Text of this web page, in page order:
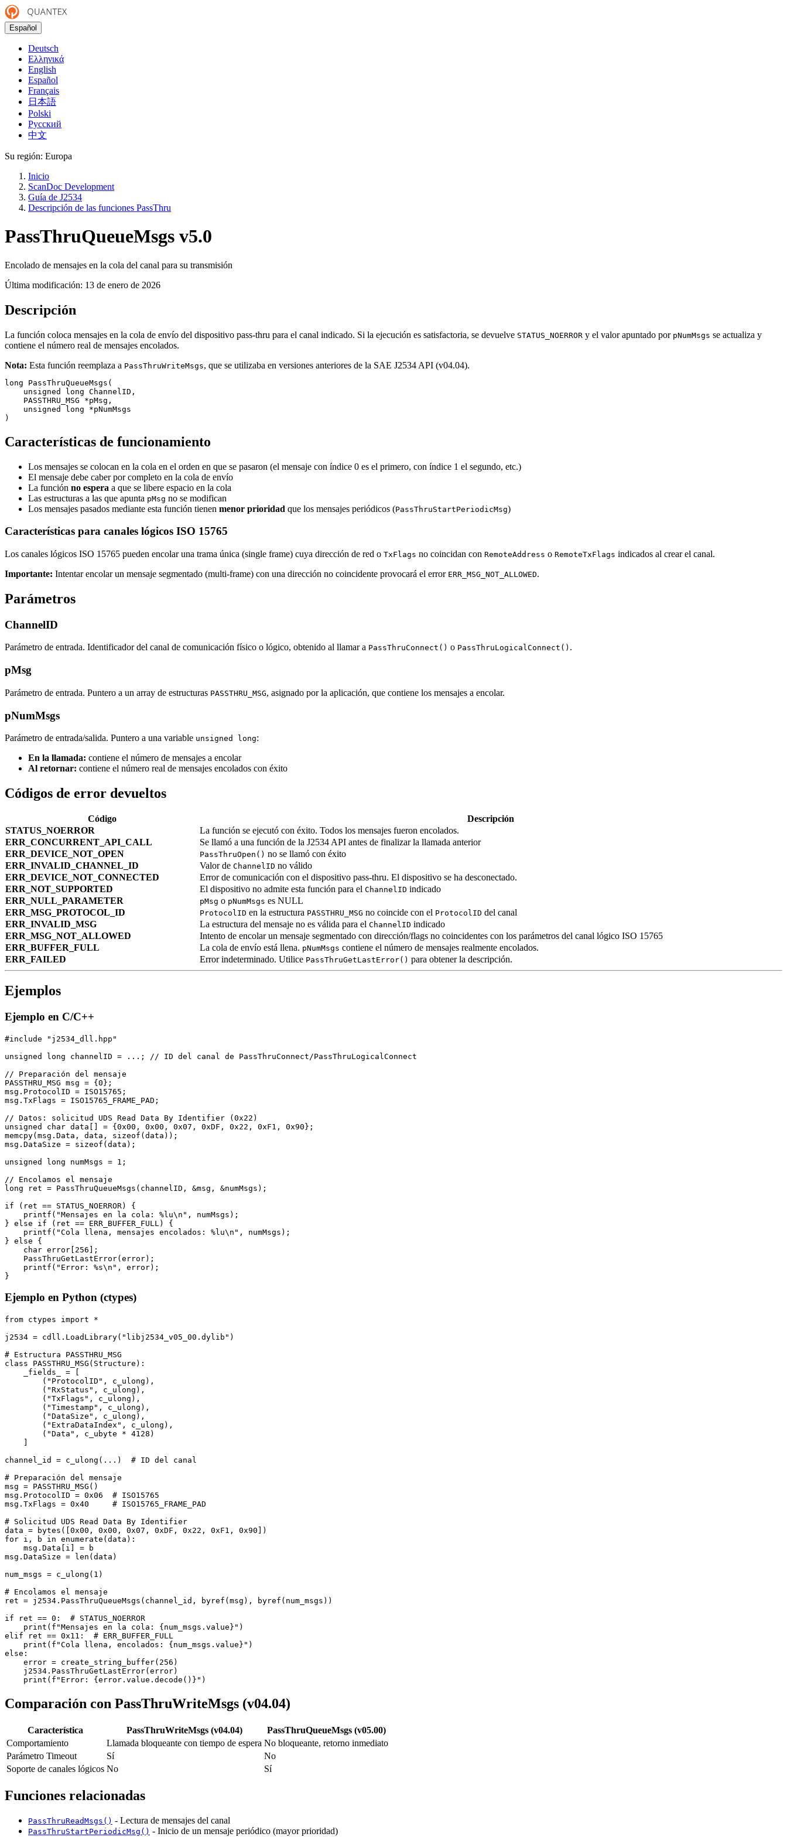
Español
Deutsch
Ελληνικά
English
Español
Français
日本語
Polski
Русский
中文
Su región: Europa
Inicio
ScanDoc Development
Guía de J2534
Descripción de las funciones PassThru
PassThruQueueMsgs v5.0
Encolado de mensajes en la cola del canal para su transmisión
Última modificación: 13 de enero de 2026
Descripción
La función coloca mensajes en la cola de envío del dispositivo pass-thru para el canal indicado. Si la ejecución es satisfactoria, se devuelve STATUS_NOERROR y el valor apuntado por pNumMsgs se actualiza y
contiene el número real de mensajes encolados.
Nota: Esta función reemplaza a PassThruWriteMsgs, que se utilizaba en versiones anteriores de la SAE J2534 API (v04.04).
long PassThruQueueMsgs(
    unsigned long ChannelID,
    PASSTHRU_MSG *pMsg,
    unsigned long *pNumMsgs
)
Características de funcionamiento
Los mensajes se colocan en la cola en el orden en que se pasaron (el mensaje con índice 0 es el primero, con índice 1 el segundo, etc.)
El mensaje debe caber por completo en la cola de envío
La función no espera a que se libere espacio en la cola
Las estructuras a las que apunta pMsg no se modifican
Los mensajes pasados mediante esta función tienen menor prioridad que los mensajes periódicos (PassThruStartPeriodicMsg)
Características para canales lógicos ISO 15765
Los canales lógicos ISO 15765 pueden encolar una trama única (single frame) cuya dirección de red o TxFlags no coincidan con RemoteAddress o RemoteTxFlags indicados al crear el canal.
Importante: Intentar encolar un mensaje segmentado (multi-frame) con una dirección no coincidente provocará el error ERR_MSG_NOT_ALLOWED.
Parámetros
ChannelID
Parámetro de entrada. Identificador del canal de comunicación físico o lógico, obtenido al llamar a PassThruConnect() o PassThruLogicalConnect() .
pMsg
Parámetro de entrada. Puntero a un array de estructuras PASSTHRU_MSG, asignado por la aplicación, que contiene los mensajes a encolar.
pNumMsgs
Parámetro de entrada/salida. Puntero a una variable unsigned long:
En la llamada: contiene el número de mensajes a encolar
Al retornar: contiene el número real de mensajes encolados con éxito
Códigos de error devueltos
Código
Descripción
STATUS_NOERROR
La función se ejecutó con éxito. Todos los mensajes fueron encolados.
ERR_CONCURRENT_API_CALL
Se llamó a una función de la J2534 API antes de finalizar la llamada anterior
ERR_DEVICE_NOT_OPEN
PassThruOpen() no se llamó con éxito
ERR_INVALID_CHANNEL_ID
Valor de ChannelID no válido
ERR_DEVICE_NOT_CONNECTED
Error de comunicación con el dispositivo pass-thru. El dispositivo se ha desconectado.
ERR_NOT_SUPPORTED
El dispositivo no admite esta función para el ChannelID indicado
ERR_NULL_PARAMETER
pMsg o pNumMsgs es NULL
ERR_MSG_PROTOCOL_ID
ProtocolID en la estructura PASSTHRU_MSG no coincide con el ProtocolID del canal
ERR_INVALID_MSG
La estructura del mensaje no es válida para el ChannelID indicado
ERR_MSG_NOT_ALLOWED
Intento de encolar un mensaje segmentado con dirección/flags no coincidentes con los parámetros del canal lógico ISO 15765
ERR_BUFFER_FULL
La cola de envío está llena. pNumMsgs contiene el número de mensajes realmente encolados.
ERR_FAILED
Error indeterminado. Utilice PassThruGetLastError() para obtener la descripción.
Ejemplos
Ejemplo en C/C++
#include "j2534_dll.hpp"
unsigned long channelID = ...; // ID del canal de PassThruConnect/PassThruLogicalConnect
// Preparación del mensaje
PASSTHRU_MSG msg = {0};
msg.ProtocolID = ISO15765;
msg.TxFlags = ISO15765_FRAME_PAD;
// Datos: solicitud UDS Read Data By Identifier (0x22)
unsigned char data[] = {0x00, 0x00, 0x07, 0xDF, 0x22, 0xF1, 0x90};
memcpy(msg.Data, data, sizeof(data));
msg.DataSize = sizeof(data);
unsigned long numMsgs = 1;
// Encolamos el mensaje
long ret = PassThruQueueMsgs(channelID, &msg, &numMsgs);
if (ret == STATUS_NOERROR) {
    printf("Mensajes en la cola: %lu\n", numMsgs);
} else if (ret == ERR_BUFFER_FULL) {
    printf("Cola llena, mensajes encolados: %lu\n", numMsgs);
} else {
    char error[256];
    PassThruGetLastError(error);
    printf("Error: %s\n", error);
}
Ejemplo en Python (ctypes)
from ctypes import *
j2534 = cdll.LoadLibrary("libj2534_v05_00.dylib")
# Estructura PASSTHRU_MSG
class PASSTHRU_MSG(Structure):
    _fields_ = [
        ("ProtocolID", c_ulong),
        ("RxStatus", c_ulong),
        ("TxFlags", c_ulong),
        ("Timestamp", c_ulong),
        ("DataSize", c_ulong),
        ("ExtraDataIndex", c_ulong),
        ("Data", c_ubyte * 4128)
channel_id = c_ulong(...)  # ID del canal
# Preparación del mensaje
msg = PASSTHRU_MSG()
msg.ProtocolID = 0x06  # ISO15765
msg.TxFlags = 0x40     # ISO15765_FRAME_PAD
# Solicitud UDS Read Data By Identifier
data = bytes([0x00, 0x00, 0x07, 0xDF, 0x22, 0xF1, 0x90])
for i, b in enumerate(data):
    msg.Data[i] = b
msg.DataSize = len(data)
num_msgs = c_ulong(1)
# Encolamos el mensaje
ret = j2534.PassThruQueueMsgs(channel_id, byref(msg), byref(num_msgs))
if ret == 0:  # STATUS_NOERROR
    print(f"Mensajes en la cola: {num_msgs.value}")
elif ret == 0x11:  # ERR_BUFFER_FULL
    print(f"Cola llena, encolados: {num_msgs.value}")
else:
    error = create_string_buffer(256)
    j2534.PassThruGetLastError(error)
    print(f"Error: {error.value.decode()}")
Comparación con PassThruWriteMsgs (v04.04)
Característica PassThruWriteMsgs (v04.04)
PassThruQueueMsgs (v05.00)
Comportamiento
Llamada bloqueante con tiempo de espera No bloqueante, retorno inmediato
Parámetro Timeout
Sí
No
Soporte de canales lógicos No Sí
Funciones relacionadas
PassThruReadMsgs() - Lectura de mensajes del canal
PassThruStartPeriodicMsg() - Inicio de un mensaje periódico (mayor prioridad)